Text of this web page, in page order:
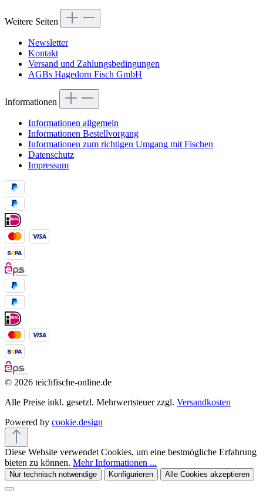
Weitere Seiten
Newsletter
Kontakt
Versand und Zahlungsbedingungen
AGBs Hagedorn Fisch GmbH
Informationen
Informationen allgemein
Informationen Bestellvorgang
Informationen zum richtigen Umgang mit Fischen
Datenschutz
Impressum
© 2026 teichfische-online.de
Alle Preise inkl. gesetzl. Mehrwertsteuer zzgl. Versandkosten
Powered by cookie.design
Diese Website verwendet Cookies, um eine bestmögliche Erfahrung
bieten zu können. Mehr Informationen ...
Nur technisch notwendige Konfigurieren Alle Cookies akzeptieren